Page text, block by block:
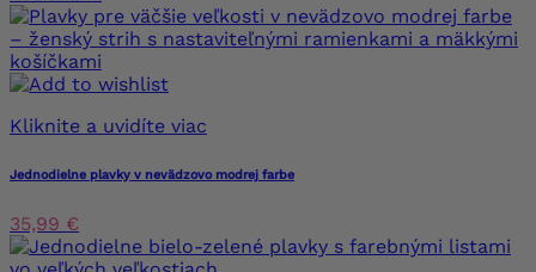
Kliknite a uvidíte viac
Jednodielne plavky v nevädzovo modrej farbe
35,99 €